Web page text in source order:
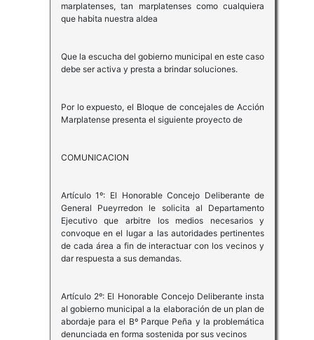
marplatenses, tan marplatenses como cualquiera
que habita nuestra aldea
Que la escucha del gobierno municipal en este caso
debe ser activa y presta a brindar soluciones.
Por lo expuesto, el Bloque de concejales de Acción
Marplatense presenta el siguiente proyecto de
COMUNICACION
Artículo 1º: El Honorable Concejo Deliberante de
General Pueyrredon le solicita al Departamento
Ejecutivo que arbitre los medios necesarios y
convoque en el lugar a las autoridades pertinentes
de cada área a fin de interactuar con los vecinos y
dar respuesta a sus demandas.
Artículo 2º: El Honorable Concejo Deliberante insta
al gobierno municipal a la elaboración de un plan de
abordaje para el Bº Parque Peña y la problemática
denunciada en forma sostenida por sus vecinos